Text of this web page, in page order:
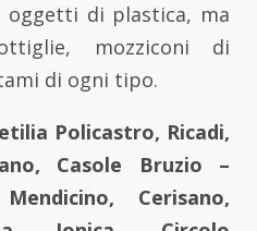
di plastica, ma
mozziconi di
di ogni tipo.
Policastro, Ricadi,
Casole Bruzio –
Cerisano,